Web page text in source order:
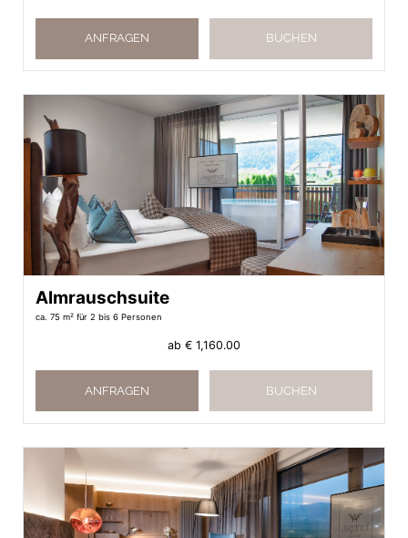
ANFRAGEN BUCHEN
Almrauschsuite
ca. 75 m² für 2 bis 6 Personen
ab € 1,160.00
ANFRAGEN BUCHEN